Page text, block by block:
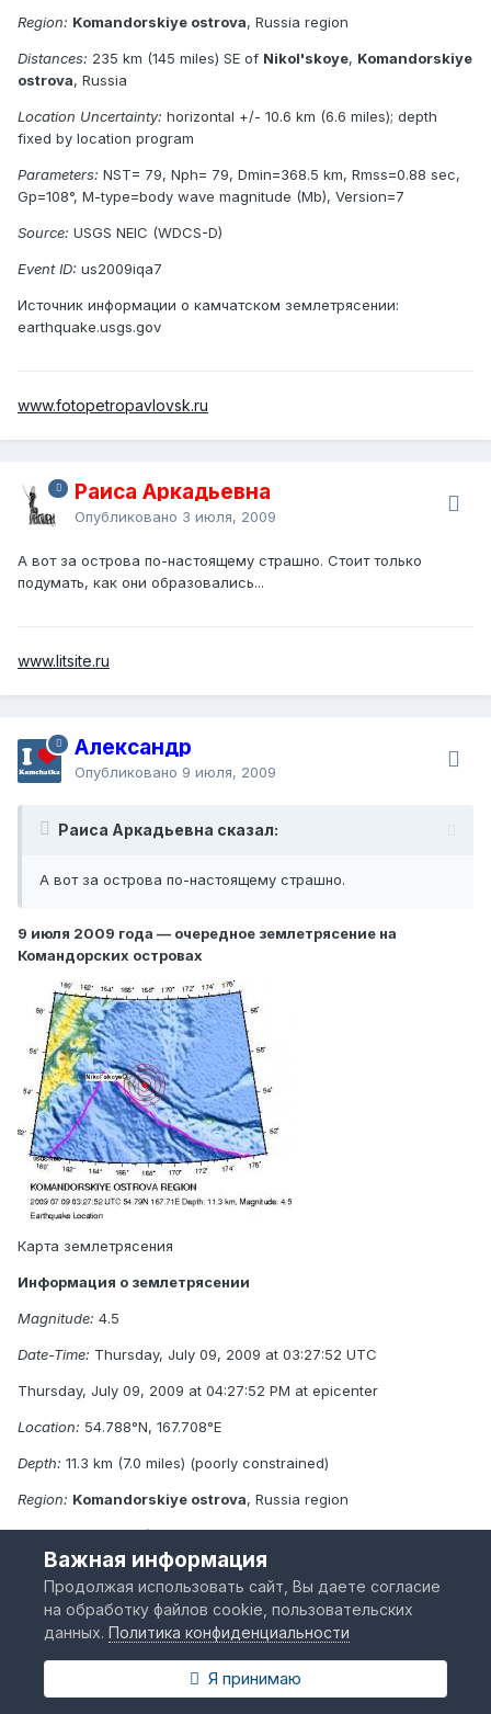
Region: Komandorskiye ostrova, Russia region
Distances: 235 km (145 miles) SE of Nikol'skoye, Komandorskiye
ostrova, Russia
Location Uncertainty: horizontal +/- 10.6 km (6.6 miles); depth
fixed by location program
Parameters: NST= 79, Nph= 79, Dmin=368.5 km, Rmss=0.88 sec,
Gp=108°, M-type=body wave magnitude (Mb), Version=7
Source: USGS NEIC (WDCS-D)
Event ID: us2009iqa7
Источник информации о камчатском землетрясении:
earthquake.usgs.gov
www.fotopetropavlovsk.ru
Раиса Аркадьевна
Опубликовано 3 июля, 2009
А вот за острова по-настоящему страшно. Стоит только
подумать, как они образовались...
www.litsite.ru
Александр
Опубликовано 9 июля, 2009
Раиса Аркадьевна сказал:
А вот за острова по-настоящему страшно.
9 июля 2009 года — очередное землетрясение на
Командорских островах
Карта землетрясения
Информация о землетрясении
Magnitude: 4.5
Date-Time: Thursday, July 09, 2009 at 03:27:52 UTC
Thursday, July 09, 2009 at 04:27:52 PM at epicenter
Location: 54.788°N, 167.708°E
Depth: 11.3 km (7.0 miles) (poorly constrained)
Region: Komandorskiye ostrova, Russia region
Distances:120 km (75 miles) ESE ofNikol'skoye,Komandorskiye
ostrova, Russia
Location Uncertainty:horizontal +/- 12.1 km (7.5 miles); depth +/-
33.5 km (20.8 miles)
65°, M-type=body wave magnitude (Mb), Version=7
Важная информация
Продолжая использовать сайт, Вы даете согласие
на обработку файлов cookie, пользовательских
данных.Политика конфиденциальности
Я принимаю